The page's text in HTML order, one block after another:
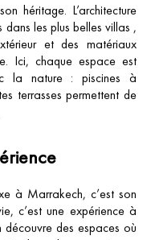
héritage. L’architecture
dans les plus belles villas ,
et des matériaux
Ici, chaque espace est
la nature : piscines à
terrasses permettent de
à Marrakech, c’est son
c’est une expérience à
des espaces où